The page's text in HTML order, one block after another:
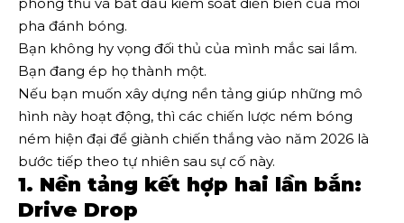
pha đánh bóng.
Bạn không hy vọng đối thủ của mình mắc sai lầm.
Bạn đang ép họ thành một.
Nếu bạn muốn xây dựng nền tảng giúp những mô
hình này hoạt động, thì các chiến lược ném bóng
ném hiện đại để giành chiến thắng vào năm 2026 là
bước tiếp theo tự nhiên sau sự cố này.
1. Nền tảng kết hợp hai lần bắn:
Drive Drop